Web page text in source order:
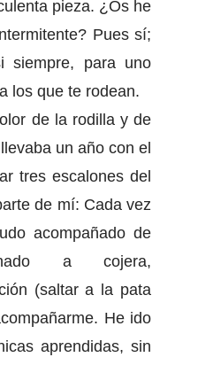
pieza. ¿Os he
Pues sí;
siempre, para uno
los que te rodean.
de la rodilla y de
un año con el
tres escalones del
de mí: Cada vez
acompañado de
a cojera,
(saltar a la pata
He ido
aprendidas, sin